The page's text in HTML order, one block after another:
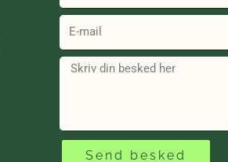
Email
Message
Send besked